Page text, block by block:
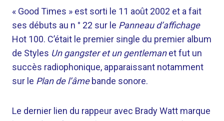
« Good Times » est sorti le 11 août 2002 et a fait
ses débuts au n ° 22 sur le Panneau d’affichage
Hot 100. C’était le premier single du premier album
de Styles Un gangster et un gentlemanet fut un
succès radiophonique, apparaissant notamment
sur le Plan de l’âmebande sonore.
Le dernier lien du rappeur avec Brady Watt marque